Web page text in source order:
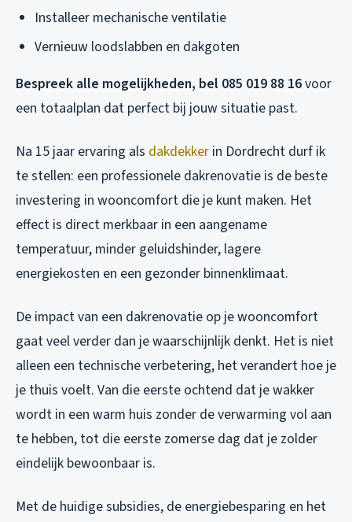
Installeer mechanische ventilatie
Vernieuw loodslabben en dakgoten
Bespreek alle mogelijkheden, bel 085 019 88 16voor
een totaalplan dat perfect bij jouw situatie past.
Na 15 jaar ervaring als dakdekker in Dordrecht durf ik
te stellen: een professionele dakrenovatie is de beste
investering in wooncomfort die je kunt maken. Het
effect is direct merkbaar in een aangename
temperatuur, minder geluidshinder, lagere
energiekosten en een gezonder binnenklimaat.
De impact van een dakrenovatie op je wooncomfort
gaat veel verder dan je waarschijnlijk denkt. Het is niet
alleen een technische verbetering, het verandert hoe je
je thuis voelt. Van die eerste ochtend dat je wakker
wordt in een warm huis zonder de verwarming vol aan
te hebben, tot die eerste zomerse dag dat je zolder
eindelijk bewoonbaar is.
Met de huidige subsidies, de energiebesparing en het